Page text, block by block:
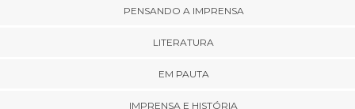
PENSANDO A IMPRENSA
LITERATURA
EM PAUTA
IMPRENSA E HISTÓRIA